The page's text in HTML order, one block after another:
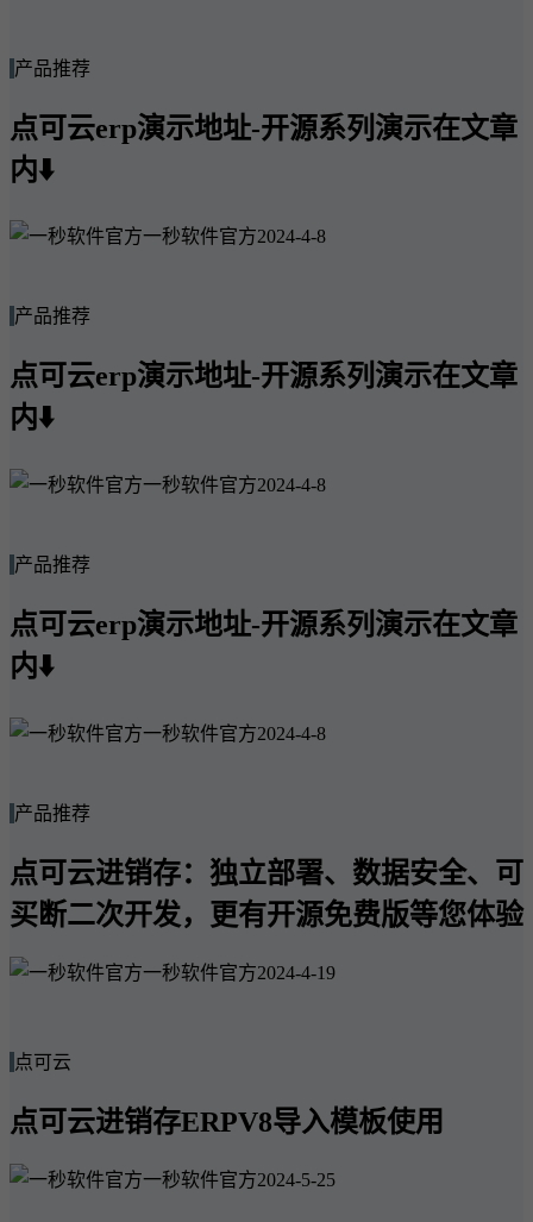
产品推荐
点可云erp演示地址-开源系列演示在文章
内⬇️
一秒软件官方2024-4-8
产品推荐
点可云erp演示地址-开源系列演示在文章
内⬇️
一秒软件官方2024-4-8
产品推荐
点可云erp演示地址-开源系列演示在文章
内⬇️
一秒软件官方2024-4-8
产品推荐
点可云进销存：独立部署、数据安全、可
买断二次开发，更有开源免费版等您体验
一秒软件官方2024-4-19
点可云
点可云进销存ERPV8导入模板使用
一秒软件官方2024-5-25